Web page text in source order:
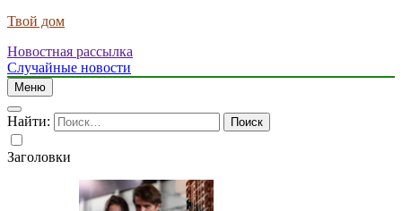
Твой дом
Новостная рассылка
Случайные новости
Меню
Найти:
Заголовки